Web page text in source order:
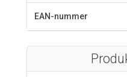
EAN-nummer